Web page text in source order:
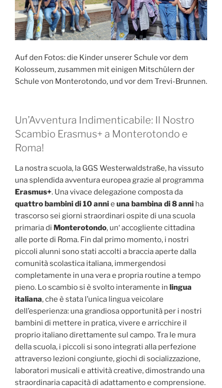
Auf den Fotos: die Kinder unserer Schule vor dem
Kolosseum, zusammen mit einigen Mitschülern der
Schule von Monterotondo, und vor dem Trevi-Brunnen.
Un’Avventura Indimenticabile: Il Nostro
Scambio Erasmus+ a Monterotondo e
Roma!
La nostra scuola, la GGS Westerwaldstraße, ha vissuto
una splendida avventura europea grazie al programma
Erasmus+. Una vivace delegazione composta da
quattro bambini di 10 annie una bambina di 8 anni ha
trascorso sei giorni straordinari ospite di una scuola
primaria di Monterotondo, un‘ accogliente cittadina
alle porte di Roma. Fin dal primo momento, i nostri
piccoli alunni sono stati accolti a braccia aperte dalla
comunità scolastica italiana, immergendosi
completamente in una vera e propria routine a tempo
pieno. Lo scambio si è svolto interamente in lingua
italiana, che è stata l’unica lingua veicolare
dell’esperienza: una grandiosa opportunità per i nostri
bambini di mettere in pratica, vivere e arricchire il
proprio italiano direttamente sul campo. Tra le mura
della scuola, i piccoli si sono integrati alla perfezione
attraverso lezioni congiunte, giochi di socializzazione,
laboratori musicali e attività creative, dimostrando una
straordinaria capacità di adattamento e comprensione.